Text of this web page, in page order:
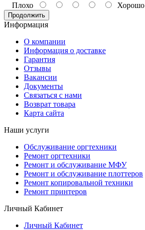
Плохо
Хорошо
Продолжить
Информация
О компании
Информация о доставке
Гарантия
Отзывы
Вакансии
Документы
Связаться с нами
Возврат товара
Карта сайта
Наши услуги
Обслуживание оргтехники
Ремонт оргтехники
Ремонт и обслуживание МФУ
Ремонт и обслуживание плоттеров
Ремонт копировальной техники
Ремонт принтеров
Личный Кабинет
Личный Кабинет